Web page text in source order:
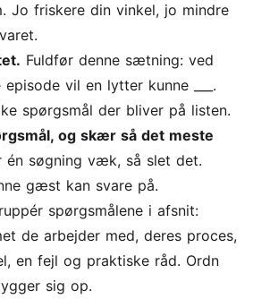
Jo friskere din vinkel, jo mindre
Fuldfør denne sætning: ved
vil en lytter kunne ___.
spørgsmål der bliver på listen.
og skær så det meste
én søgning væk, så slet det.
gæst kan svare på.
spørgsmålene i afsnit:
de arbejder med, deres proces,
en fejl og praktiske råd. Ordn
sig op.